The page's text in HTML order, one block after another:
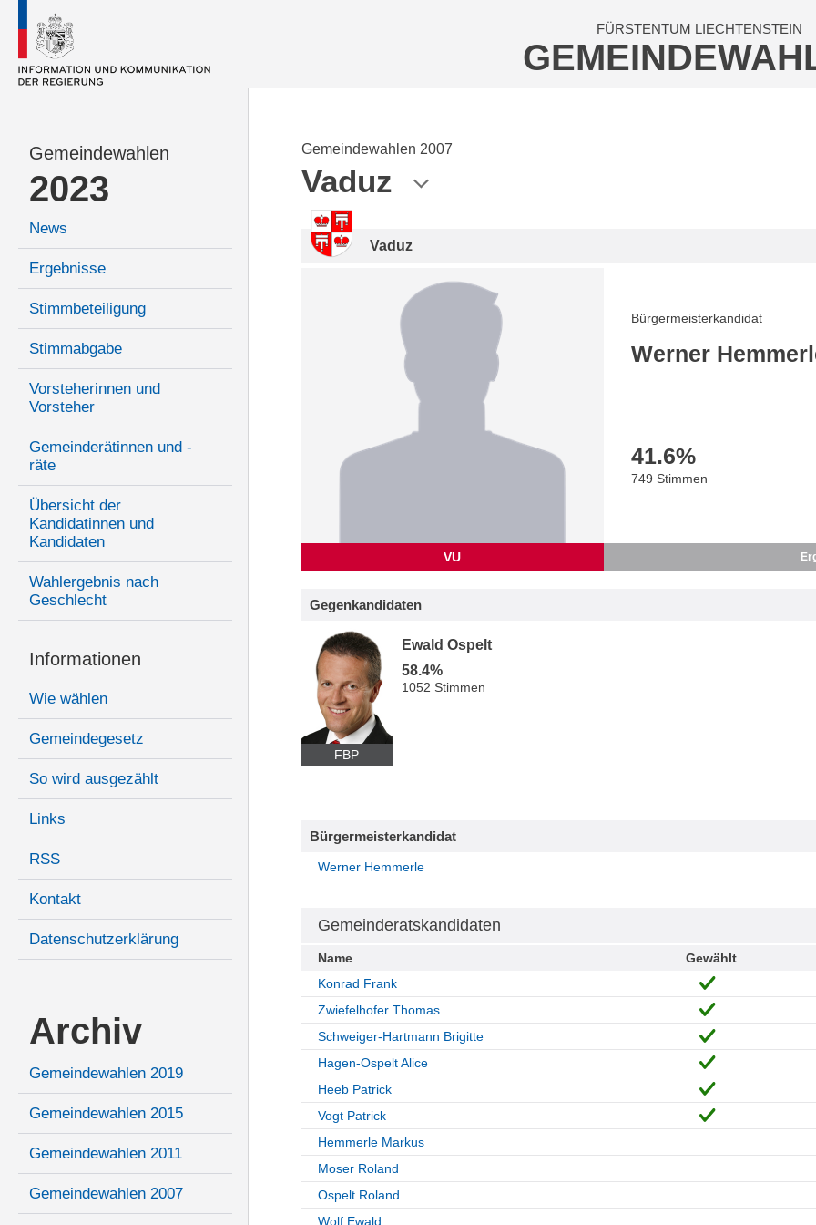
FÜRSTENTUM LIECHTENSTEIN
Gemeindewahlen
2023
News
Ergebnisse
Stimmbeteiligung
Stimmabgabe
Vorsteherinnen und
Vorsteher
Gemeinderätinnen und -
räte
Übersicht der
Kandidatinnen und
Kandidaten
Wahlergebnis nach
Geschlecht
Informationen
Wie wählen
Gemeindegesetz
So wird ausgezählt
Links
RSS
Kontakt
Datenschutzerklärung
Archiv
Gemeindewahlen 2019
Gemeindewahlen 2015
Gemeindewahlen 2011
Gemeindewahlen 2007
Gemeindewahlen 2007
Vaduz
Vaduz
VU
Bürgermeisterkandidat
Werner
41.6%
749 Stimmen
Gegenkandidaten
FBP
Ewald Ospelt
58.4%
1052 Stimmen
Bürgermeisterkandidat
Werner Hemmerle
Gemeinderatskandidaten
Name Gewählt
Konrad Frank
Zwiefelhofer Thomas
Schweiger-Hartmann Brigitte
Hagen-Ospelt Alice
Heeb Patrick
Vogt Patrick
Hemmerle Markus
Moser Roland
Ospelt Roland
Wolf Ewald